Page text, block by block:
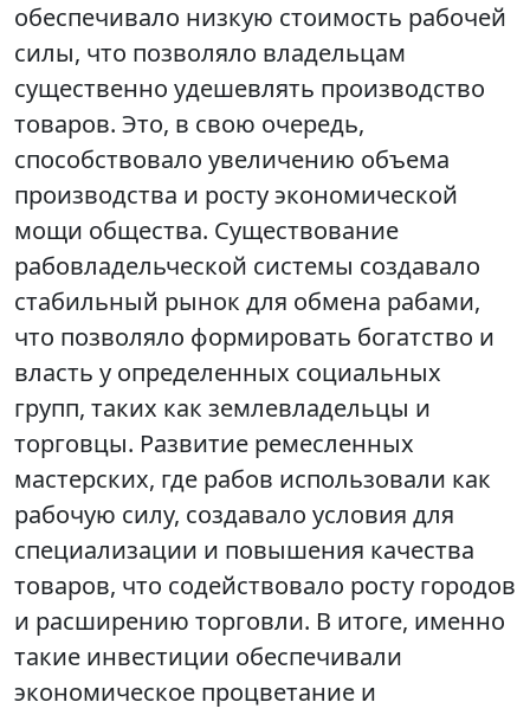
обеспечивало низкую стоимость рабочей
силы, что позволяло владельцам
существенно удешевлять производство
товаров. Это, в свою очередь,
способствовало увеличению объема
производства и росту экономической
мощи общества. Существование
рабовладельческой системы создавало
стабильный рынок для обмена рабами,
что позволяло формировать богатство и
власть у определенных социальных
групп, таких как землевладельцы и
торговцы. Развитие ремесленных
мастерских, где рабов использовали как
рабочую силу, создавало условия для
специализации и повышения качества
товаров, что содействовало росту городов
и расширению торговли. В итоге, именно
такие инвестиции обеспечивали
экономическое процветание и